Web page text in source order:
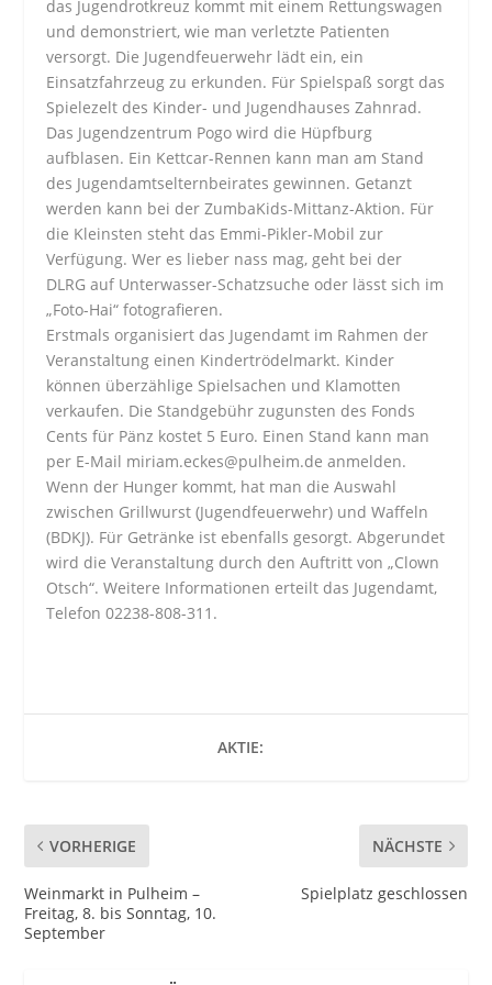
das Jugendrotkreuz kommt mit einem Rettungswagen
und demonstriert, wie man verletzte Patienten
versorgt. Die Jugendfeuerwehr lädt ein, ein
Einsatzfahrzeug zu erkunden. Für Spielspaß sorgt das
Spielezelt des Kinder- und Jugendhauses Zahnrad.
Das Jugendzentrum Pogo wird die Hüpfburg
aufblasen. Ein Kettcar-Rennen kann man am Stand
des Jugendamtselternbeirates gewinnen. Getanzt
werden kann bei der ZumbaKids-Mittanz-Aktion. Für
die Kleinsten steht das Emmi-Pikler-Mobil zur
Verfügung. Wer es lieber nass mag, geht bei der
DLRG auf Unterwasser-Schatzsuche oder lässt sich im
„Foto-Hai“ fotografieren.
Erstmals organisiert das Jugendamt im Rahmen der
Veranstaltung einen Kindertrödelmarkt. Kinder
können überzählige Spielsachen und Klamotten
verkaufen. Die Standgebühr zugunsten des Fonds
Cents für Pänz kostet 5 Euro. Einen Stand kann man
per E-Mail miriam.eckes@pulheim.de anmelden.
Wenn der Hunger kommt, hat man die Auswahl
zwischen Grillwurst (Jugendfeuerwehr) und Waffeln
(BDKJ). Für Getränke ist ebenfalls gesorgt. Abgerundet
wird die Veranstaltung durch den Auftritt von „Clown
Otsch“. Weitere Informationen erteilt das Jugendamt,
Telefon 02238-808-311.
AKTIE:
VORHERIGE
Weinmarkt in Pulheim –
Freitag, 8. bis Sonntag, 10.
September
NÄCHSTE
Spielplatz geschlossen